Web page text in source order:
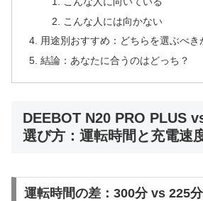
こんな人には向かない
用途別おすすめ：どちらを選ぶべき
結論：あなたに合うのはどっち？
DEEBOT N20 PRO PLUS
選び方：運転時間と充電速
運転時間の差：300分 vs 225分